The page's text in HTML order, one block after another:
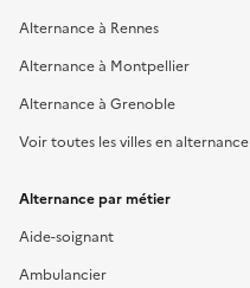
Alternance à Rennes
Alternance à Montpellier
Alternance à Grenoble
Voir toutes les villes en alternance
Alternance par métier
Aide-soignant
Ambulancier